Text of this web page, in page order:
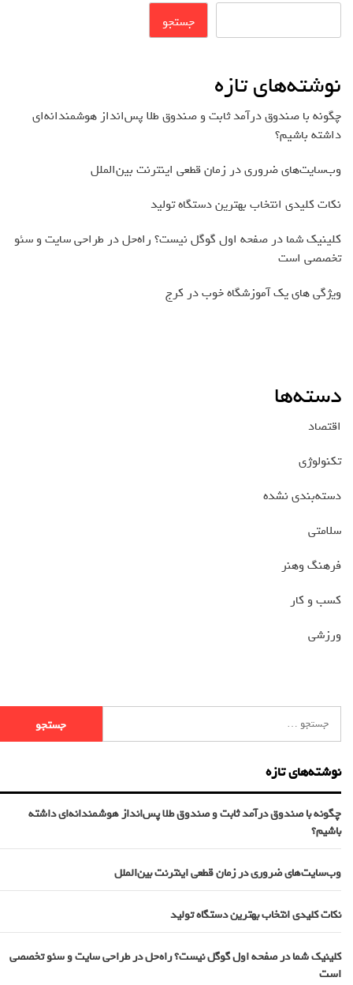
جستجو
نوشته‌های تازه
چگونه با صندوق درآمد ثابت و صندوق طلا پس‌انداز هوشمندانه‌ای
داشته باشیم؟
وب‌سایت‌های ضروری در زمان قطعی اینترنت بین‌الملل
نکات کلیدی انتخاب بهترین دستگاه تولید
کلینیک شما در صفحه اول گوگل نیست؟ راه‌حل در طراحی سایت و سئو
تخصصی است
ویژگی های یک آموزشگاه خوب در کرج
دسته‌ها
اقتصاد
تکنولوژی
دسته‌بندی نشده
سلامتی
فرهنگ وهنر
کسب و کار
ورزشی
نوشته‌های تازه
چگونه با صندوق درآمد ثابت و صندوق طلا پس‌انداز هوشمندانه‌ای داشته
باشیم؟
وب‌سایت‌های ضروری در زمان قطعی اینترنت بین‌الملل
نکات کلیدی انتخاب بهترین دستگاه تولید
کلینیک شما در صفحه اول گوگل نیست؟ راه‌حل در طراحی سایت و سئو تخصصی
است